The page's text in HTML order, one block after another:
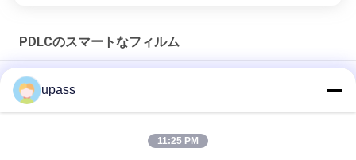
PDLCのスマートなフィルム
高く透明な電子切替可能なPDLCのスマートなフィルム
制御可能な透明物2mm 2000のミクロンPDLCのスマートなフィ
upass
11:25 PM